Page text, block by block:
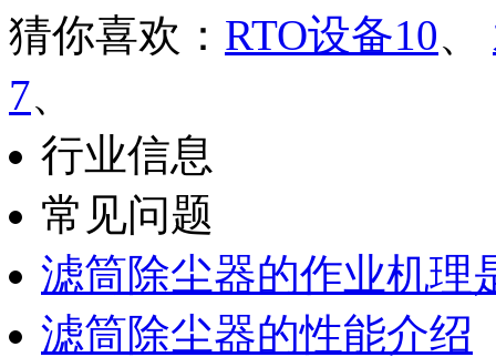
猜你喜欢： RTO设备10、
7、
行业信息
常见问题
滤筒除尘器的作业机理
滤筒除尘器的性能介绍